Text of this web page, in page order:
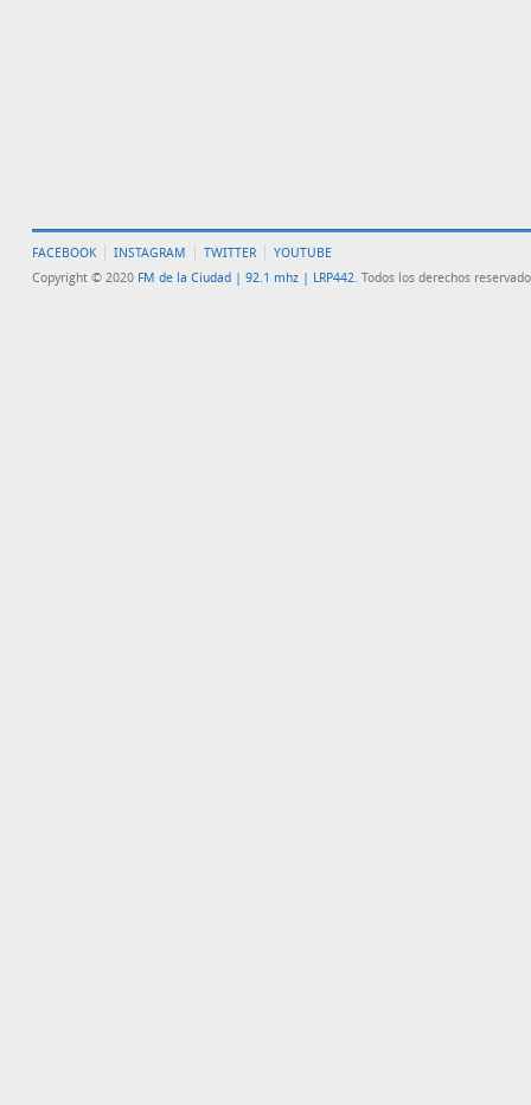
FACEBOOK INSTAGRAM TWITTER
YOUTUBE
Copyright © 2020 FM de la Ciudad | 92.1 mhz | LRP442. Todos los derechos